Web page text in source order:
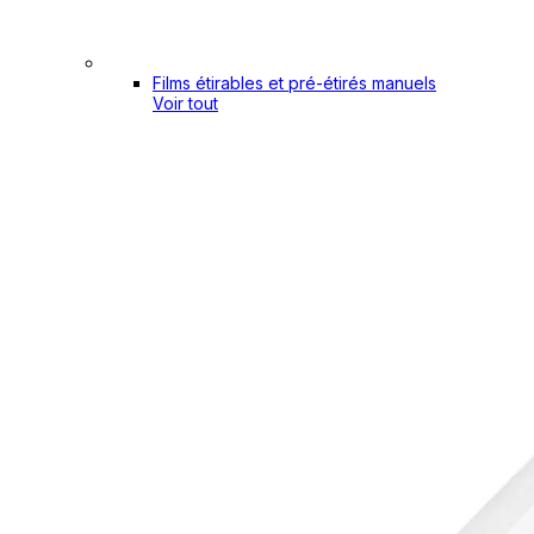
Films étirables et pré-étirés manuels
Voir tout